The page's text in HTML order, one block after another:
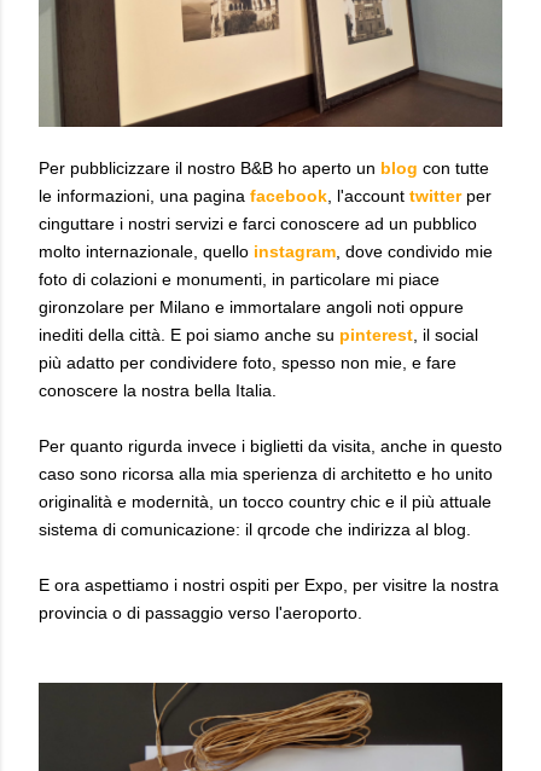
Per pubblicizzare il nostro B&B ho aperto un blog con tutte
le informazioni, una pagina facebook, l'account twitterper
cinguttare i nostri servizi e farci conoscere ad un pubblico
molto internazionale, quello instagram, dove condivido mie
foto di colazioni e monumenti, in particolare mi piace
gironzolare per Milano e immortalare angoli noti oppure
inediti della città. E poi siamo anche su pinterest, il social
più adatto per condividere foto, spesso non mie, e fare
conoscere la nostra bella Italia.
Per quanto rigurda invece i biglietti da visita, anche in questo
caso sono ricorsa alla mia sperienza di architetto e ho unito
originalità e modernità, un tocco country chic e il più attuale
sistema di comunicazione: il qrcode che indirizza al blog.
E ora aspettiamo i nostri ospiti per Expo, per visitre la nostra
provincia o di passaggio verso l'aeroporto.